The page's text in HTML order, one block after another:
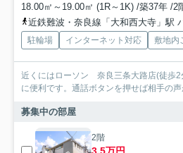
18.00㎡～19.00㎡ (1R～1K) /築37年 /2
近鉄難波・奈良線「大和西大寺」駅 バス9分 奈良
駐輪場 インターネット対応 敷地内
近くにはローソン 奈良三条大路店(徒歩2
に便利です。通話ボタンを押せば相手の
募集中の部屋
2階